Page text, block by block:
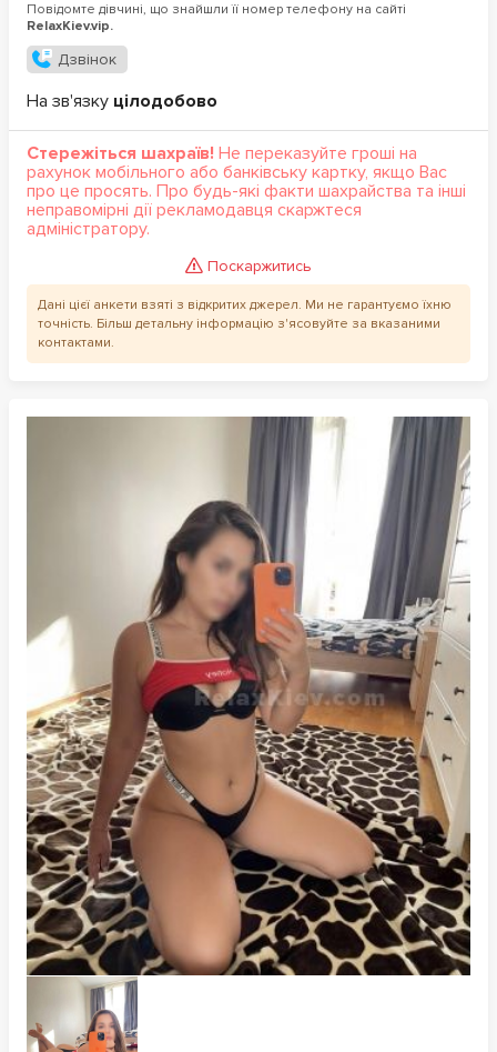
Повідомте дівчині, що знайшли її номер телефону на сайті
RelaxKiev.vip.
Дзвінок
На зв'язку цілодобово
Стережіться шахраїв! Не переказуйте гроші на
рахунок мобільного або банківську картку, якщо Вас
про це просять. Про будь-які факти шахрайства та інші
неправомірні дії рекламодавця скаржтеся
адміністратору.
Поскаржитись
Дані цієї анкети взяті з відкритих джерел. Ми не гарантуємо їхню
точність. Більш детальну інформацію з'ясовуйте за вказаними
контактами.